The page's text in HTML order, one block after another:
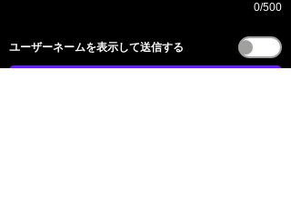
0/500
​ユーザーネームを表示して送信する